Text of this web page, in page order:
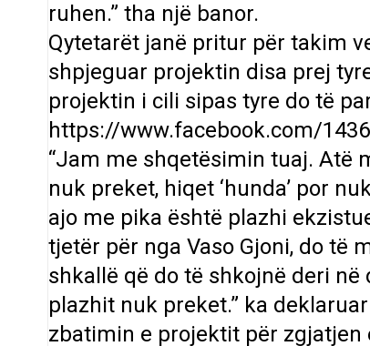
ruhen.” tha një banor.
Qytetarët janë pritur për takim
shpjeguar projektin disa prej
projektin i cili sipas tyre do të
https://www.facebook.com/
“Jam me shqetësimin tuaj. Atë
nuk preket, hiqet ‘hunda’ por
ajo me pika është plazhi
tjetër për nga Vaso Gjoni, do të
shkallë që do të shkojnë deri
plazhit nuk preket.” ka
zbatimin e projektit për zgjatjen